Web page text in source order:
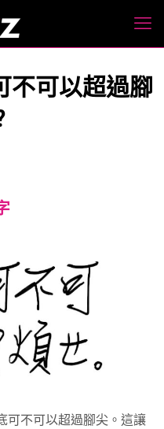
不可以超過腳
Increase
可不可以超過腳尖。這讓